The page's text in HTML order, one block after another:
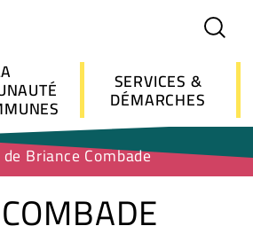
SERVICES &
DÉMARCHES
Briance Combade